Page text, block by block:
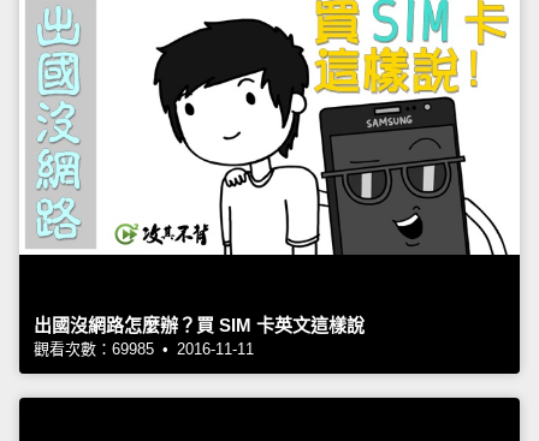
出國沒網路怎麼辦？買 SIM 卡英文這樣說
觀看次數：69985 • 2016-11-11